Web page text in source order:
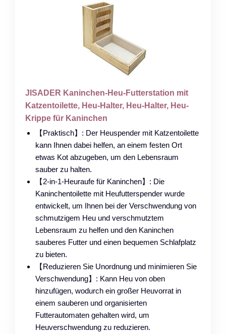
JISADER Kaninchen-Heu-Futterstation mit
Katzentoilette, Heu-Halter, Heu-Halter, Heu-
Krippe für Kaninchen
【Praktisch】: Der Heuspender mit Katzentoilette
kann Ihnen dabei helfen, an einem festen Ort
etwas Kot abzugeben, um den Lebensraum
sauber zu halten.
【2-in-1-Heuraufe für Kaninchen】: Die
Kaninchentoilette mit Heufutterspender wurde
entwickelt, um Ihnen bei der Verschwendung von
schmutzigem Heu und verschmutztem
Lebensraum zu helfen und den Kaninchen
sauberes Futter und einen bequemen Schlafplatz
zu bieten.
【Reduzieren Sie Unordnung und minimieren Sie
Verschwendung】: Kann Heu von oben
hinzufügen, wodurch ein großer Heuvorrat in
einem sauberen und organisierten
Futterautomaten gehalten wird, um
Heuverschwendung zu reduzieren.